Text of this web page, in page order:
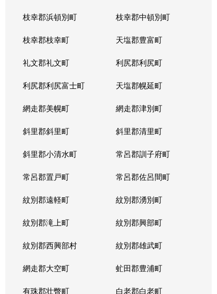
枝幸郡浜頓別町 枝幸郡中頓別町
枝幸郡枝幸町 天塩郡豊富町
礼文郡礼文町 利尻郡利尻町
利尻郡利尻富士町 天塩郡幌延町
網走郡美幌町 網走郡津別町
斜里郡斜里町 斜里郡清里町
斜里郡小清水町 常呂郡訓子府町
常呂郡置戸町 常呂郡佐呂間町
紋別郡遠軽町 紋別郡湧別町
紋別郡滝上町 紋別郡興部町
紋別郡西興部村 紋別郡雄武町
網走郡大空町 虻田郡豊浦町
有珠郡壮瞥町 白老郡白老町